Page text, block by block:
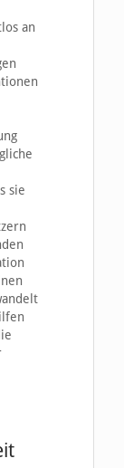
an
sie